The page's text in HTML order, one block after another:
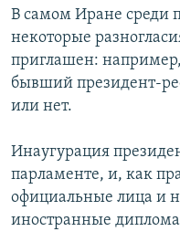
В самом Иране среди
некоторые
приглашен:
бывший президент-
или нет.
Инаугурация
парламенте, и, как
официальные лица и
иностранные